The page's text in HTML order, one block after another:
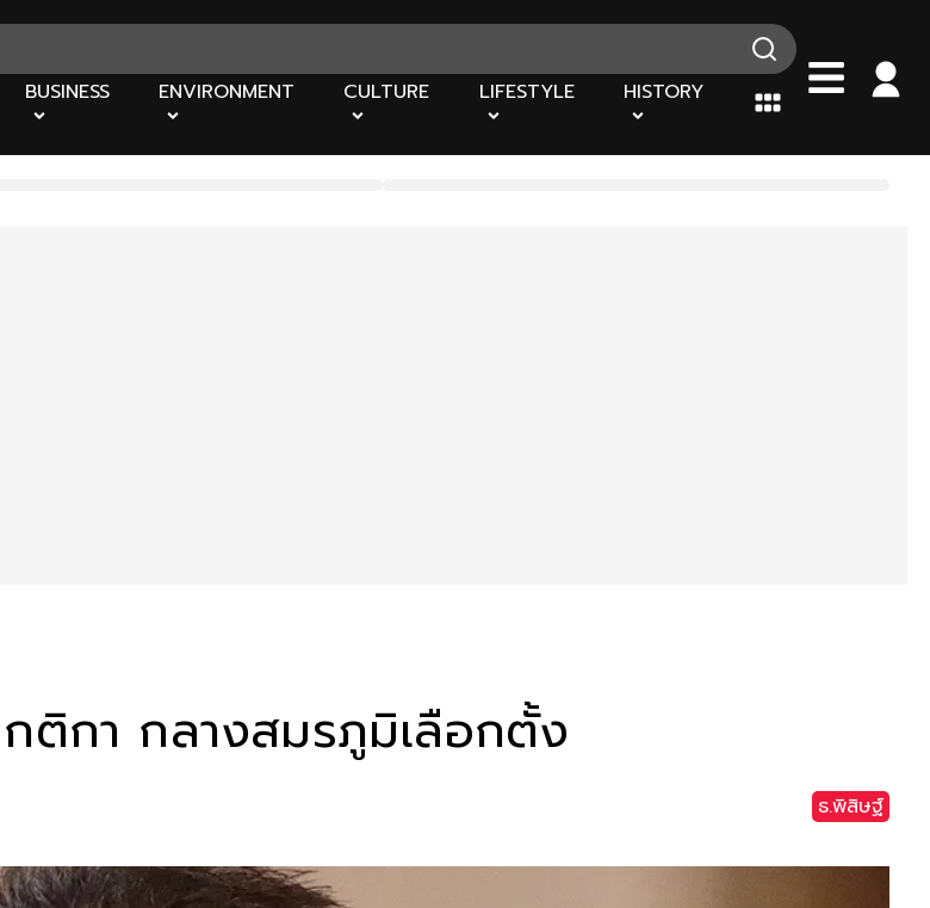
BUSINESS ENVIRONMENT CULTURE LIFESTYLE HISTORY
กา กลางสมรภูมิเลือกตั้ง
ธ.พิสิษฐ์